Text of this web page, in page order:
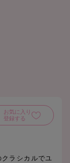
お気に入り
登録する
ラシカルでユ